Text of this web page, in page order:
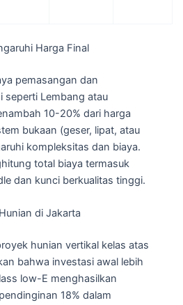
Harga Final
pemasangan dan
seperti Lembang atau
10-20% dari harga
bukaan (geser, lipat, atau
kompleksitas dan biaya.
total biaya termasuk
dan kunci berkualitas tinggi.
di Jakarta
hunian vertikal kelas atas
bahwa investasi awal lebih
low-E menghasilkan
18% dalam